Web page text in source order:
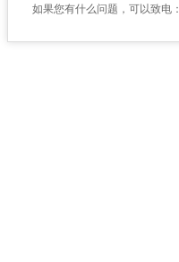
如果您有什么问题，可以致电：